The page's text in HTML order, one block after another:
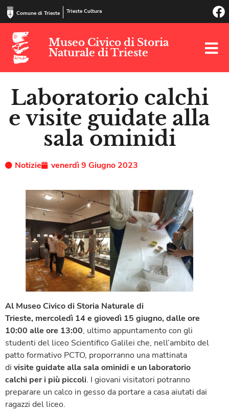
Comune di Trieste Trieste Cultura
Museo Civico di Storia
Naturale di Trieste
Laboratorio calchi
e visite guidate alla
sala ominidi
Notizie venerdì 9 Giugno 2023
Al Museo Civico di Storia Naturale di
Trieste, mercoledì 14e giovedì 15 giugno, dalle ore
10:00 alle ore 13:00, ultimo appuntamento con gli
studenti del liceo Scientifico Galilei che, nell’ambito del
patto formativo PCTO, proporranno una mattinata
di visite guidate alla sala ominidi e un laboratorio
calchi per i più piccoli. I giovani visitatori potranno
preparare un calco in gesso da portare a casa aiutati dai
ragazzi del liceo.